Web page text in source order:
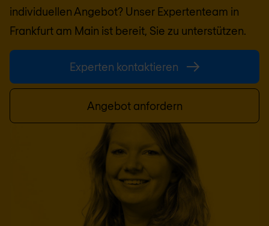
individuellen Angebot? Unser Expertenteam in
Frankfurt am Main ist bereit, Sie zu unterstützen.
Experten kontaktieren
Angebot anfordern